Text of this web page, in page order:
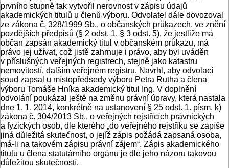
prvního stupně tak vytvořil nerovnost v zápisu údajů
akademických titulů u členů výboru. Odvolatel dále dovozoval
ze zákona č. 328/1999 Sb., o občanských průkazech, ve znění
pozdějších předpisů (§ 2 odst. 1, § 3 odst. 5), že jestliže má
občan zapsán akademický titul v občanském průkazu, má
právo jej užívat, což jistě zahrnuje i právo, aby byl uváděn
v příslušných veřejných registrech, stejně jako katastru
nemovitostí, dalším veřejném registru. Navrhl, aby odvolací
soud zapsal u místopředsedy výboru Petra Rutha a člena
výboru Tomáše Hníka akademický titul Ing. V doplnění
odvolání poukázal ještě na změnu právní úpravy, která nastala
dne 1. 1. 2014, konkrétně na ustanovení § 25 odst. 1. písm. k)
zákona č. 304/2013 Sb., o veřejných rejstřících právnických
a fyzických osob, dle kterého „do veřejného rejstříku se zapíše
jiná důležitá skutečnost, o jejíž zápis požádá zapsaná osoba,
má-li na takovém zápisu právní zájem“. Zápis akademického
titulu u člena statutárního orgánu je dle jeho názoru takovou
důležitou skutečností.